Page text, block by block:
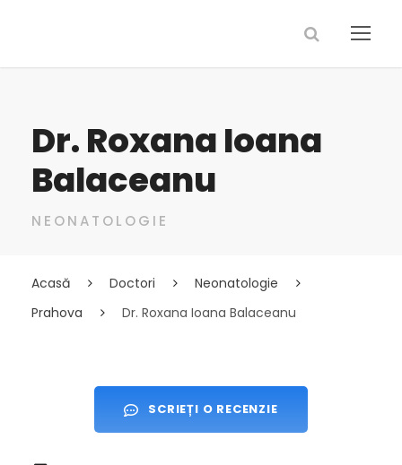
Dr. Roxana Ioana
Balaceanu
NEONATOLOGIE
Acasă Doctori
Neonatologie
Prahova
Dr. Roxana Ioana Balaceanu
SCRIEȚI O RECENZIE